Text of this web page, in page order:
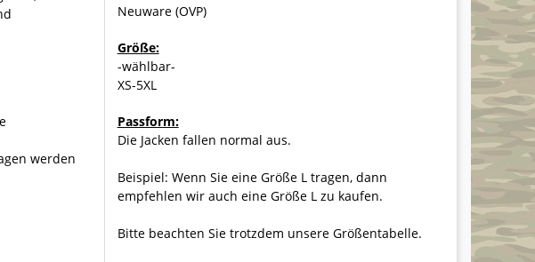
werden
Neuware (OVP)
Größe:
-wählbar-
XS-5XL
Passform:
Die Jacken fallen normal aus.
Beispiel: Wenn Sie eine Größe L tragen, dann
empfehlen wir auch eine Größe L zu kaufen.
Bitte beachten Sie trotzdem unsere Größentabelle.